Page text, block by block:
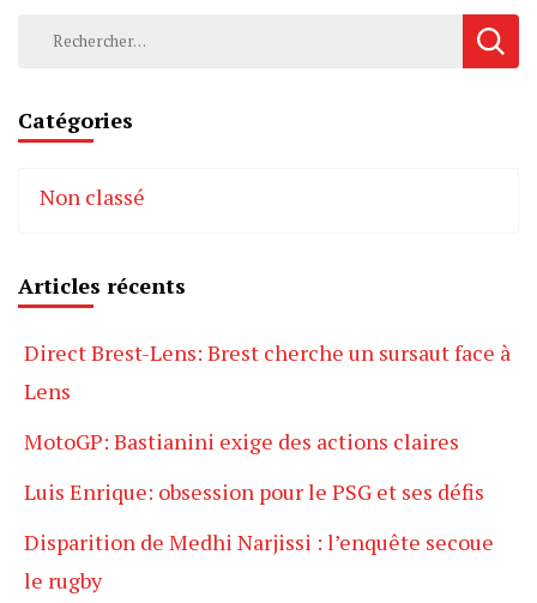
Rechercher :
Catégories
Non classé
Articles récents
Direct Brest-Lens: Brest cherche un sursaut face à
Lens
MotoGP: Bastianini exige des actions claires
Luis Enrique: obsession pour le PSG et ses défis
Disparition de Medhi Narjissi : l’enquête secoue
le rugby